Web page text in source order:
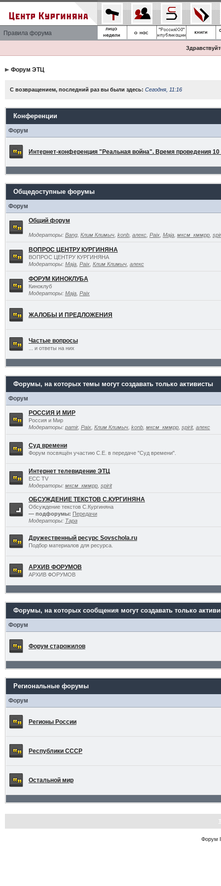
Правила форума
Форум ЭТЦ
С возвращением, последний раз вы были здесь: Сегодня, 11:16
Конференции
Форум
Интернет-конференция "Реальная война". Время проведения 10
Общедоступные форумы
Форум
Общий форум
Модераторы: Bang, Клим Климыч, konb, алекс, Paix, Maja, мксм_кммрр,
ВОПРОС ЦЕНТРУ КУРГИНЯНА
ВОПРОС ЦЕНТРУ КУРГИНЯНА
Модераторы: Maja, Paix, Клим Климыч, алекс
ФОРУМ КИНОКЛУБА
Киноклуб
Модераторы: Maja, Paix
ЖАЛОБЫ И ПРЕДЛОЖЕНИЯ
Частые вопросы
... и ответы на них
Форумы, на которых темы могут создавать только активисты
Форум
РОССИЯ И МИР
Россия и Мир
Модераторы: pamir, Paix, Клим Климыч, konb, мксм_кммрр, spirit, алекс
Суд времени
Форум посвящён участию С.Е. в передаче "Суд времени".
Интернет телевидение ЭТЦ
ECC TV
Модераторы: мксм_кммрр, spirit
ОБСУЖДЕНИЕ ТЕКСТОВ С.КУРГИНЯНА
Обсуждение текстов С.Кургиняна
— подфорумы: Передачи
Модераторы: Тара
Дружественный ресурс Sovschola.ru
Подбор материалов для ресурса.
АРХИВ ФОРУМОВ
АРХИВ ФОРУМОВ
Форумы, на которых сообщения могут создавать только
Форум
Форум старожилов
Региональные форумы
Форум
Регионы России
Республики СССР
Остальной мир
Форум